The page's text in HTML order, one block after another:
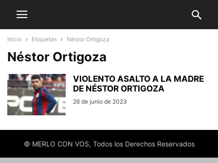
Inicio Etiquetas Néstor Ortigoza
Néstor Ortigoza
VIOLENTO ASALTO A LA MADRE
DE NÉSTOR ORTIGOZA
26 de junio de 2023
© MERLO CON VOS, Todos los Derechos Reservados